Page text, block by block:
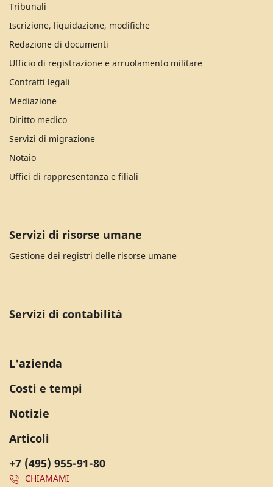
Tribunali
Iscrizione, liquidazione, modifiche
Redazione di documenti
Ufficio di registrazione e arruolamento militare
Contratti legali
Mediazione
Diritto medico
Servizi di migrazione
Notaio
Uffici di rappresentanza e filiali
Servizi di risorse umane
Gestione dei registri delle risorse umane
Servizi di contabilità
+7 (495) 955-91-80
CHIAMAMI
L'azienda
Costi e tempi
Notizie
Articoli